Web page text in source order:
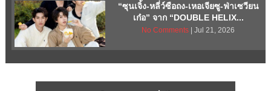
“ซุนเจิ้ง-หลี่ว์ซือถง-เหอเจียซู-ฟ่าเซวียน
เก๋อ” จาก “DOUBLE HELIX...
No Comments | Jul 21, 2026